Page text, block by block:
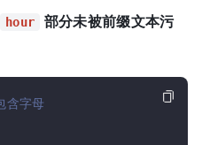
hour
部分未被前缀文本污
字母